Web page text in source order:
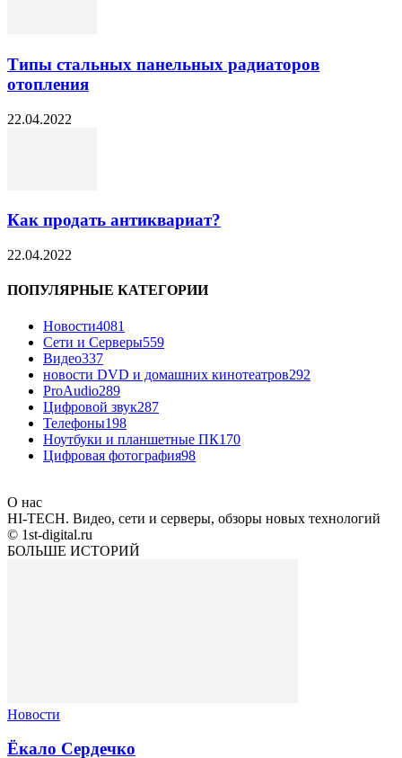
Типы стальных панельных радиаторов
отопления
22.04.2022
Как продать антиквариат?
22.04.2022
ПОПУЛЯРНЫЕ КАТЕГОРИИ
Новости4081
Сети и Серверы559
Видео337
новости DVD и домашних кинотеатров292
ProAudio289
Цифровой звук287
Телефоны198
Ноутбуки и планшетные ПК170
Цифровая фотография98
О нас
HI-TECH. Видео, сети и серверы, обзоры новых технологий
© 1st-digital.ru
БОЛЬШЕ ИСТОРИЙ
Новости
Ёкало Сердечко